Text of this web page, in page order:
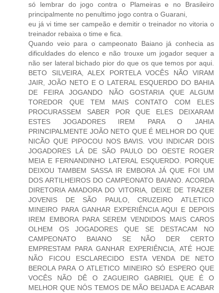
só lembrar do jogo contra o Plameiras e no Brasileiro
principalmente no penultimo jogo contra o Guarani,
eu já vi time ser campeão e demitir o treinador no vitoria o
treinador rebaixa o time e fica.
Quando veio para o campeonato Baiano já conhecia as
dificuldades do elenco e não trouxe um jogador sequer a
não ser lateral bichado pior do que os que temos por aqui.
BETO SILVEIRA, ALEX PORTELA VOCÊS NÃO VIRAM
JAIR, JOÃO NETO E O LATERAL ESQUERDO DO BAHIA
DE FEIRA JOGANDO NÃO GOSTARIA QUE ALGUM
TOREDOR QUE TEM MAIS CONTATO COM ELES
PROCURASSEM SABER POR QUE ELES DEIXARAM
ESTES JOGADORES IREM PARA O JAHIA
PRINCIPALMENTE JOÃO NETO QUE É MELHOR DO QUE
NICÃO QUE PIPOCOU NOS BAVIS. VOU INDICAR DOIS
JOGADORES LÁ DE SÃO PAULO DO OESTE ROGER
MEIA E FERNANDINHO LATERAL ESQUERDO. PORQUE
DEIXOU TAMBEM SASSA IR EMBORA JÁ QUE FOI UM
DOS ARTILHEIROS DO CAMPEONATO BAIANO. ACORDA
DIRETORIA AMADORA DO VITORIA, DEIXE DE TRAZER
JOVENIS DE SÃO PAULO, CRUZEIRO ATLETICO
MINEIRO PARA GANHAR EXPERIÊNCIA AQUI E DEPOIS
IREM EMBORA PARA SEREM VENDIDOS MAIS CAROS
OLHEM OS JOGADORES QUE SE DESTACAM NO
CAMPEONATO BAIANO SE NÃO DER CERTO
EMPRESTAM PARA GANHAR EXPERIÊNCIA, ATÉ HOJE
NÃO FICOU ESCLARECIDO ESTA VENDA DE NETO
BEROLA PARA O ATLETICO MINEIRO SÓ ESPERO QUE
VOCÊS NÃO DÊ O ZAGUEIRO GABRIEL QUE É O
MELHOR QUE NÓS TEMOS DE MÃO BEIJADA E ACABAR